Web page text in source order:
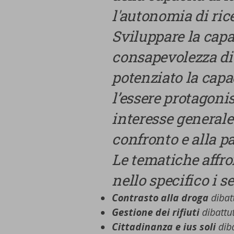
Cookie di
l'autonomia di
Sviluppare la
consapevolezza
potenziato la
l’essere
interesse
confronto e alla
Le tematiche
nello specifico i
Contrasto alla droga
Gestione dei rifiuti
Cittadinanza e ius soli